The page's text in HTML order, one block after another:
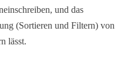
und das
(Sortieren und Filtern) von
lässt.